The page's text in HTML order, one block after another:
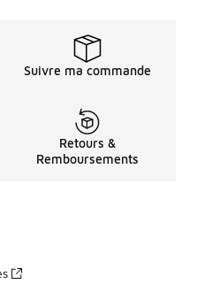
Suivre ma commande
Retours &
Remboursements